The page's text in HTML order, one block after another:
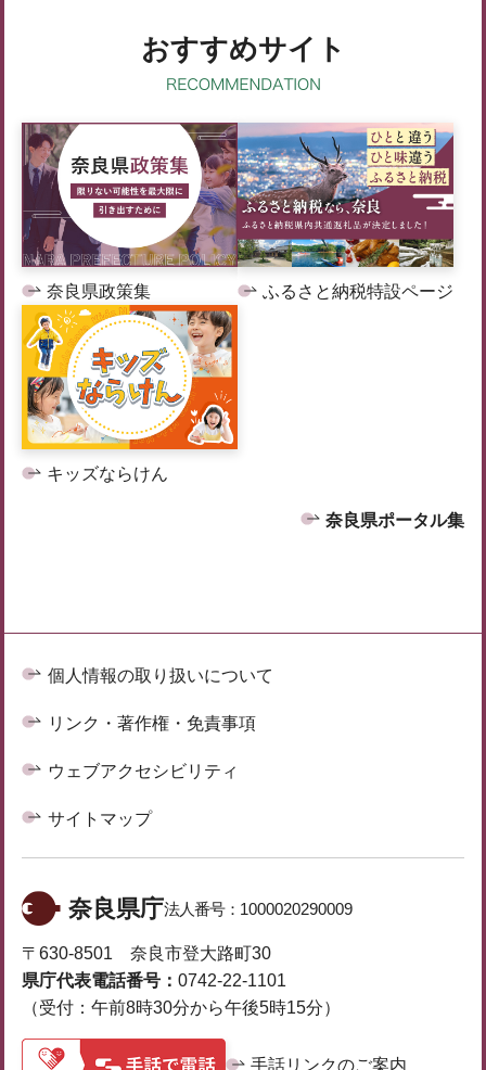
おすすめサイト
奈良県政策集 ふるさと納税特設ページ
キッズならけん
奈良県ポータル集
個人情報の取り扱いについて
リンク・著作権・免責事項
ウェブアクセシビリティ
サイトマップ
奈良県庁法人番号： 1000020290009
〒630-8501 奈良市登大路町30
県庁代表電話番号： 0742-22-1101
（受付：午前8時30分から午後5時15分）
手話リンクのご案内